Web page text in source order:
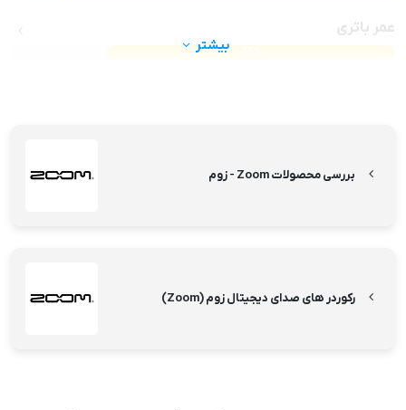
عمر باتری
بیشتر
بررسی محصولات Zoom - زوم
رکوردر های صدای دیجیتال زوم (Zoom)